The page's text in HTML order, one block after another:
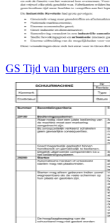
GS Tijd van burgers